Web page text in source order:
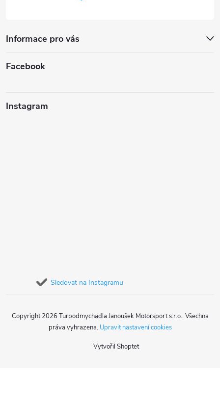
Informace pro vás
Facebook
Instagram
Sledovat na Instagramu
Vytvořil Shoptet
Copyright 2026 Turbodmychadla Janoušek Motorsport s.r.o.. Všechna
práva vyhrazena. Upravit nastavení cookies